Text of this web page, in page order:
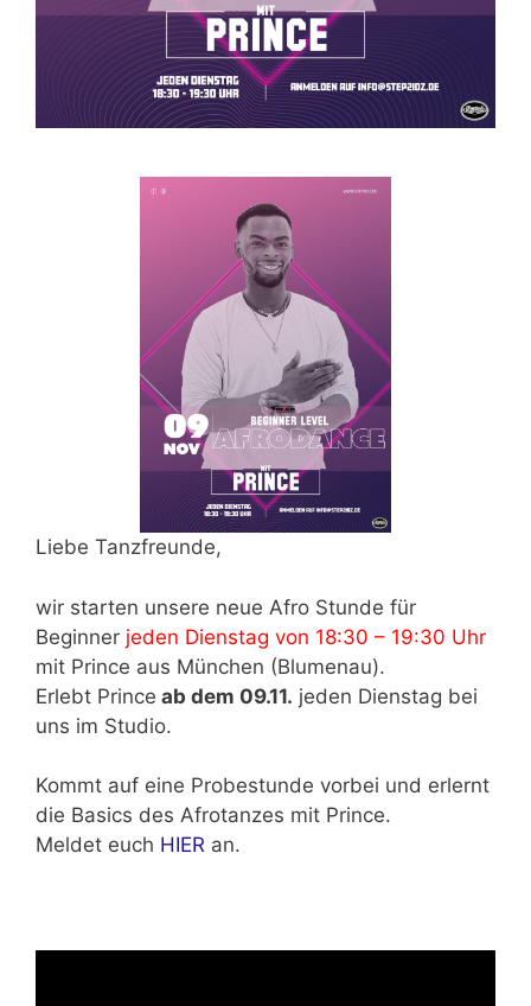
Liebe Tanzfreunde,
wir starten unsere neue Afro Stunde für
Beginner jeden Dienstag von 18:30 – 19:30 Uhr
mit Prince aus München (Blumenau).
Erlebt Prince ab dem 09.11. jeden Dienstag bei
uns im Studio.
Kommt auf eine Probestunde vorbei und erlernt
die Basics des Afrotanzes mit Prince.
Meldet euch HIER an.